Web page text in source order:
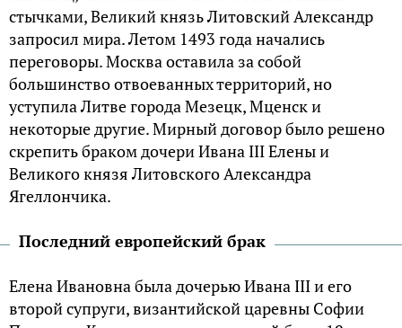
стычками, Великий князь Литовский Александр
запросил мира. Летом 1493 года начались
переговоры. Москва оставила за собой
большинство отвоеванных территорий, но
уступила Литве города Мезецк, Мценск и
некоторые другие. Мирный договор было решено
скрепить браком дочери Ивана III Елены и
Великого князя Литовского Александра
Ягеллончика.
Последний европейский брак
Елена Ивановна была дочерью Ивана III и его
второй супруги, византийской царевны Софии